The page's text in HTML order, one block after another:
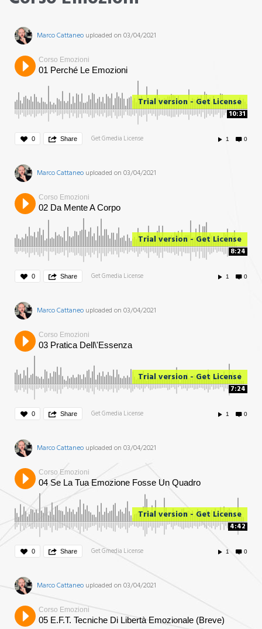
Marco Cattaneo uploaded on 03/04/2021
Corso Emozioni
01 Perché Le Emozioni
Trial version - Get License
10:31
1 0
0 Share Get Gmedia License
Marco Cattaneo uploaded on 03/04/2021
Corso Emozioni
02 Da Mente A Corpo
Trial version - Get License
8:24
1 0
0 Share Get Gmedia License
Marco Cattaneo uploaded on 03/04/2021
Corso Emozioni
03 Pratica Dell\'Essenza
Trial version - Get License
7:24
1 0
0 Share Get Gmedia License
Marco Cattaneo uploaded on 03/04/2021
Corso Emozioni
04 Se La Tua Emozione Fosse Un Quadro
Trial version - Get License
4:42
1 0
0 Share Get Gmedia License
Marco Cattaneo uploaded on 03/04/2021
Corso Emozioni
05 E.F.T. Tecniche Di Libertà Emozionale (Breve)